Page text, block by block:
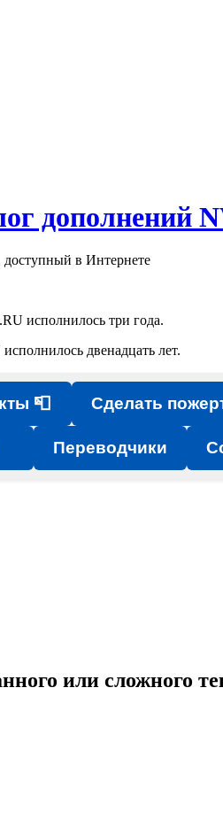
дополнений
в Интернете
исполнилось три года.
двенадцать лет.
📮 Сделать
Переводчики
или сложного